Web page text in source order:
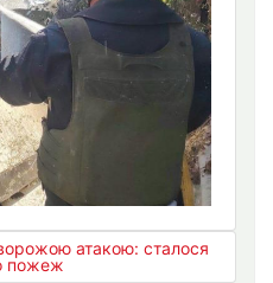
атакою: сталося
пожеж